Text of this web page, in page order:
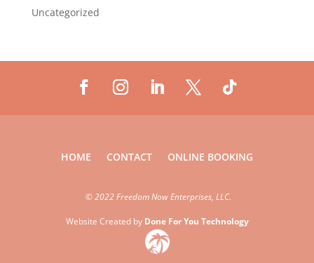
Uncategorized
HOME CONTACT ONLINE BOOKING
©2022 Freedom Now Enterprises, LLC.
Website Created by Done For You Technology